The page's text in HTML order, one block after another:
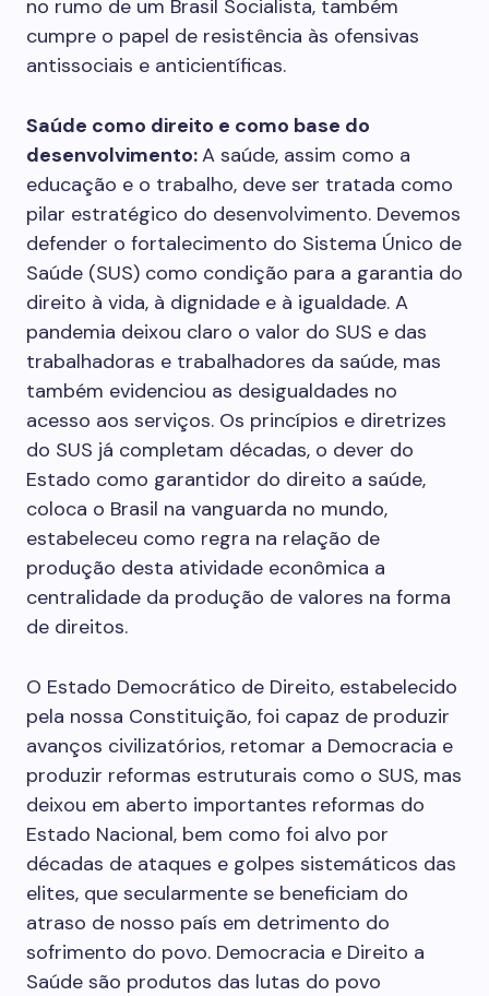
no rumo de um Brasil Socialista, também
cumpre o papel de resistência às ofensivas
antissociais e anticientíficas.
Saúde como direito e como base do
desenvolvimento:A saúde, assim como a
educação e o trabalho, deve ser tratada como
pilar estratégico do desenvolvimento. Devemos
defender o fortalecimento do Sistema Único de
Saúde (SUS) como condição para a garantia do
direito à vida, à dignidade e à igualdade. A
pandemia deixou claro o valor do SUS e das
trabalhadoras e trabalhadores da saúde, mas
também evidenciou as desigualdades no
acesso aos serviços. Os princípios e diretrizes
do SUS já completam décadas, o dever do
Estado como garantidor do direito a saúde,
coloca o Brasil na vanguarda no mundo,
estabeleceu como regra na relação de
produção desta atividade econômica a
centralidade da produção de valores na forma
de direitos.
O Estado Democrático de Direito, estabelecido
pela nossa Constituição, foi capaz de produzir
avanços civilizatórios, retomar a Democracia e
produzir reformas estruturais como o SUS, mas
deixou em aberto importantes reformas do
Estado Nacional, bem como foi alvo por
décadas de ataques e golpes sistemáticos das
elites, que secularmente se beneficiam do
atraso de nosso país em detrimento do
sofrimento do povo. Democracia e Direito a
Saúde são produtos das lutas do povo